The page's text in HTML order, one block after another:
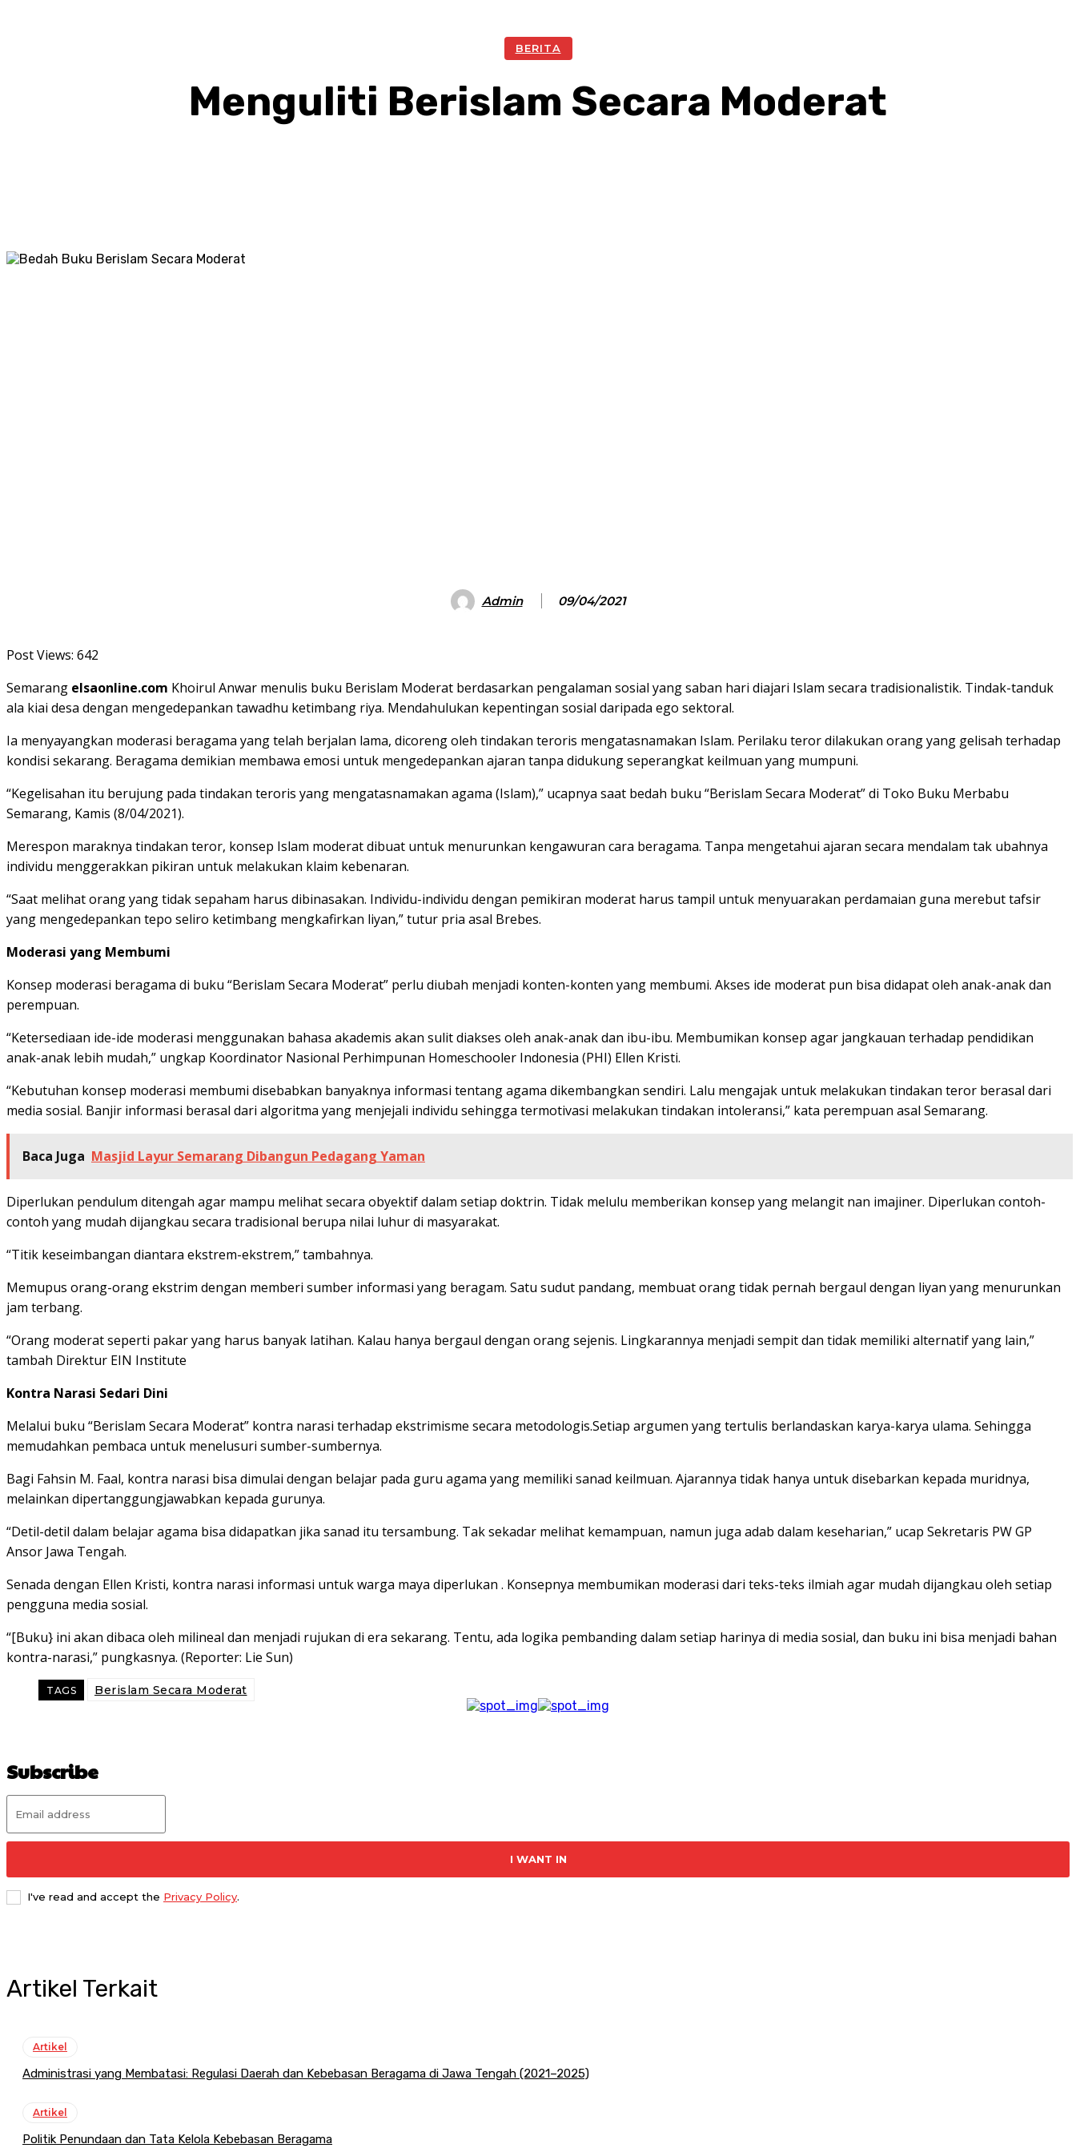
BERITA
Menguliti Berislam Secara Moderat
Admin 09/04/2021
Post Views: 642
Semarang elsaonline.com Khoirul Anwar menulis buku Berislam Moderat berdasarkan pengalaman sosial yang saban hari diajari Islam secara tradisionalistik. Tindak-tanduk
ala kiai desa dengan mengedepankan tawadhu ketimbang riya. Mendahulukan kepentingan sosial daripada ego sektoral.
Ia menyayangkan moderasi beragama yang telah berjalan lama, dicoreng oleh tindakan teroris mengatasnamakan Islam. Perilaku teror dilakukan orang yang gelisah terhadap
kondisi sekarang. Beragama demikian membawa emosi untuk mengedepankan ajaran tanpa didukung seperangkat keilmuan yang mumpuni.
“Kegelisahan itu berujung pada tindakan teroris yang mengatasnamakan agama (Islam),” ucapnya saat bedah buku “Berislam Secara Moderat” di Toko Buku Merbabu
Semarang, Kamis (8/04/2021).
Merespon maraknya tindakan teror, konsep Islam moderat dibuat untuk menurunkan kengawuran cara beragama. Tanpa mengetahui ajaran secara mendalam tak ubahnya
individu menggerakkan pikiran untuk melakukan klaim kebenaran.
“Saat melihat orang yang tidak sepaham harus dibinasakan. Individu-individu dengan pemikiran moderat harus tampil untuk menyuarakan perdamaian guna merebut tafsir
yang mengedepankan tepo seliro ketimbang mengkafirkan liyan,” tutur pria asal Brebes.
Moderasi yang Membumi
Konsep moderasi beragama di buku “Berislam Secara Moderat” perlu diubah menjadi konten-konten yang membumi. Akses ide moderat pun bisa didapat oleh anak-anak dan
perempuan.
“Ketersediaan ide-ide moderasi menggunakan bahasa akademis akan sulit diakses oleh anak-anak dan ibu-ibu. Membumikan konsep agar jangkauan terhadap pendidikan
anak-anak lebih mudah,” ungkap Koordinator Nasional Perhimpunan Homeschooler Indonesia (PHI) Ellen Kristi.
“Kebutuhan konsep moderasi membumi disebabkan banyaknya informasi tentang agama dikembangkan sendiri. Lalu mengajak untuk melakukan tindakan teror berasal dari
media sosial. Banjir informasi berasal dari algoritma yang menjejali individu sehingga termotivasi melakukan tindakan intoleransi,” kata perempuan asal Semarang.
Baca Juga Masjid Layur Semarang Dibangun Pedagang Yaman
Diperlukan pendulum ditengah agar mampu melihat secara obyektif dalam setiap doktrin. Tidak melulu memberikan konsep yang melangit nan imajiner. Diperlukan contoh-
contoh yang mudah dijangkau secara tradisional berupa nilai luhur di masyarakat.
“Titik keseimbangan diantara ekstrem-ekstrem,” tambahnya.
Memupus orang-orang ekstrim dengan memberi sumber informasi yang beragam. Satu sudut pandang, membuat orang tidak pernah bergaul dengan liyan yang menurunkan
jam terbang.
“Orang moderat seperti pakar yang harus banyak latihan. Kalau hanya bergaul dengan orang sejenis. Lingkarannya menjadi sempit dan tidak memiliki alternatif yang lain,”
tambah Direktur EIN Institute
Kontra Narasi Sedari Dini
Melalui buku “Berislam Secara Moderat” kontra narasi terhadap ekstrimisme secara metodologis.Setiap argumen yang tertulis berlandaskan karya-karya ulama. Sehingga
memudahkan pembaca untuk menelusuri sumber-sumbernya.
Bagi Fahsin M. Faal, kontra narasi bisa dimulai dengan belajar pada guru agama yang memiliki sanad keilmuan. Ajarannya tidak hanya untuk disebarkan kepada muridnya,
melainkan dipertanggungjawabkan kepada gurunya.
“Detil-detil dalam belajar agama bisa didapatkan jika sanad itu tersambung. Tak sekadar melihat kemampuan, namun juga adab dalam keseharian,” ucap Sekretaris PW GP
Ansor Jawa Tengah.
Senada dengan Ellen Kristi, kontra narasi informasi untuk warga maya diperlukan . Konsepnya membumikan moderasi dari teks-teks ilmiah agar mudah dijangkau oleh setiap
pengguna media sosial.
“[Buku} ini akan dibaca oleh milineal dan menjadi rujukan di era sekarang. Tentu, ada logika pembanding dalam setiap harinya di media sosial, dan buku ini bisa menjadi bahan
kontra-narasi,” pungkasnya. (Reporter: Lie Sun)
TAGS Berislam Secara Moderat
Subscribe
I WANT IN
I've read and accept the Privacy Policy.
Artikel Terkait
Artikel
Administrasi yang Membatasi: Regulasi Daerah dan Kebebasan Beragama di Jawa Tengah (2021–2025)
Artikel
Politik Penundaan dan Tata Kelola Kebebasan Beragama